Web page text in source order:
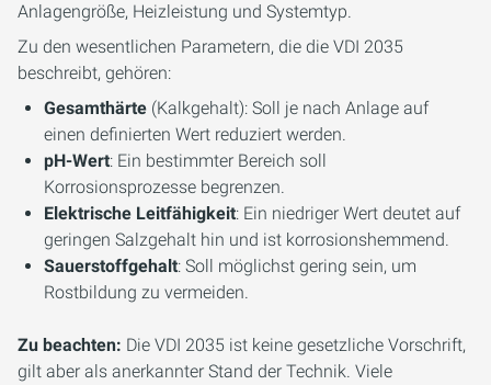
Anlagengröße, Heizleistung und Systemtyp.
Zu den wesentlichen Parametern, die die VDI 2035
beschreibt, gehören:
Gesamthärte (Kalkgehalt): Soll je nach Anlage auf
einen definierten Wert reduziert werden.
pH-Wert: Ein bestimmter Bereich soll
Korrosionsprozesse begrenzen.
Elektrische Leitfähigkeit: Ein niedriger Wert deutet auf
geringen Salzgehalt hin und ist korrosionshemmend.
Sauerstoffgehalt: Soll möglichst gering sein, um
Rostbildung zu vermeiden.
Zu beachten: Die VDI 2035 ist keine gesetzliche Vorschrift,
gilt aber als anerkannter Stand der Technik. Viele